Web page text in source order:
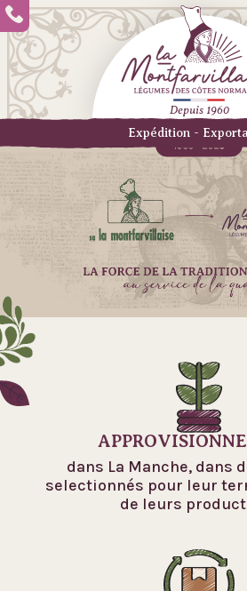
Depuis 1960
Expédition -
dans La Manche, dans
selectionnés pour leur
de leurs